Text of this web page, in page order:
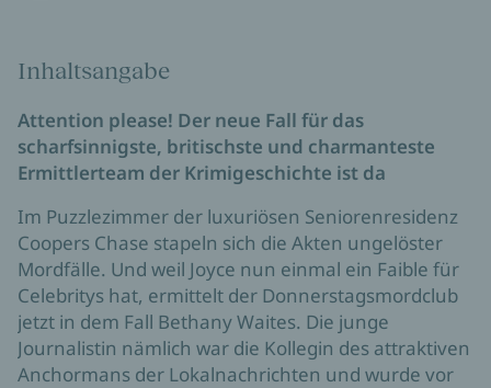
Inhaltsangabe
Attention please! Der neue Fall für das
scharfsinnigste, britischste und charmanteste
Ermittlerteam der Krimigeschichte ist da
Im Puzzlezimmer der luxuriösen Seniorenresidenz
Coopers Chase stapeln sich die Akten ungelöster
Mordfälle. Und weil Joyce nun einmal ein Faible für
Celebritys hat, ermittelt der Donnerstagsmordclub
jetzt in dem Fall Bethany Waites. Die junge
Journalistin nämlich war die Kollegin des attraktiven
Anchormans der Lokalnachrichten und wurde vor